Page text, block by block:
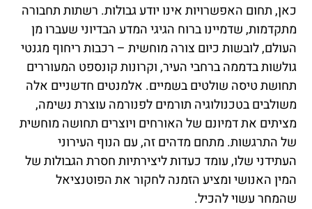
כאן, תחום האפשרויות אינו יודע גבולות. רשתות תחבורה
מתקדמות, שדמיינו ברוח הגיגי המדע הבדיוני שעברו מן
העולם, לובשות כיום צורה מוחשית – רכבות ריחוף מגנטי
גולשות בדממה ברחבי העיר, וקרונות קונספט המעוררים
תחושת טיסה שולטים בשמיים. אלמנטים חדשניים אלה
משולבים בטכנולוגיה תורמים לפנורמה עוצרת נשימה,
מציתים את דמיונם של האורחים ויוצרים תחושה מוחשית
של התרגשות. מתחם מדהים זה, עם הנוף העירוני
העתידני שלו, עומד כעדות ליצירתיות חסרת הגבולות של
המין האנושי ומציע הזמנה לחקור את הפוטנציאל
שהמחר עשוי להכיל.